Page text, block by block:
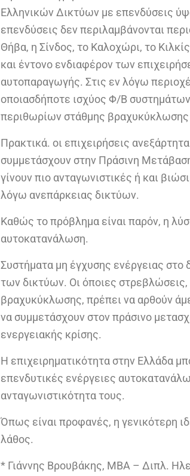
Ελληνικών Δικτύων με επενδύσεις
επενδύσεις δεν περιλαμβάνονται
Θήβα, η Σίνδος, το Καλοχώρι, το
και έντονο ενδιαφέρον των
αυτοπαραγωγής. Στις εν λόγω
οποιασδήποτε ισχύος Φ/Β
περιθωρίων στάθμης
Πρακτικά. οι επιχειρήσεις
συμμετάσχουν στην Πράσινη
γίνουν πιο ανταγωνιστικές ή και
λόγω ανεπάρκειας δικτύων.
Καθώς το πρόβλημα είναι παρόν, η
αυτοκατανάλωση.
Συστήματα μη έγχυσης ενέργειας
των δικτύων. Οι όποιες
βραχυκύκλωσης, πρέπει να αρθούν
να συμμετάσχουν στον πράσινο
ενεργειακής κρίσης.
Η επιχειρηματικότητα στην Ελλάδα
επενδυτικές ενέργειες
ανταγωνιστικότητα τους.
Όπως είναι προφανές, η γενικότερη
λάθος.
* Γιάννης Βρουβάκης, ΜΒΑ – Διπλ.